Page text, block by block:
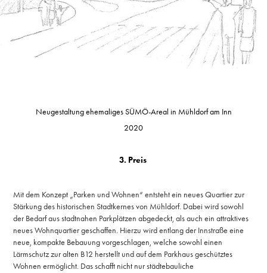
Neugestaltung ehemaliges SÜMÖ-Areal in Mühldorf am Inn
2020
3. Preis
Mit dem Konzept „Parken und Wohnen“ entsteht ein neues Quartier zur
Stärkung des historischen Stadtkernes von Mühldorf. Dabei wird sowohl
der Bedarf aus stadtnahen Parkplätzen abgedeckt, als auch ein attraktives
neues Wohnquartier geschaffen. Hierzu wird entlang der Innstraße eine
neue, kompakte Bebauung vorgeschlagen, welche sowohl einen
Lärmschutz zur alten B12 herstellt und auf dem Parkhaus geschütztes
Wohnen ermöglicht. Das schafft nicht nur städtebauliche